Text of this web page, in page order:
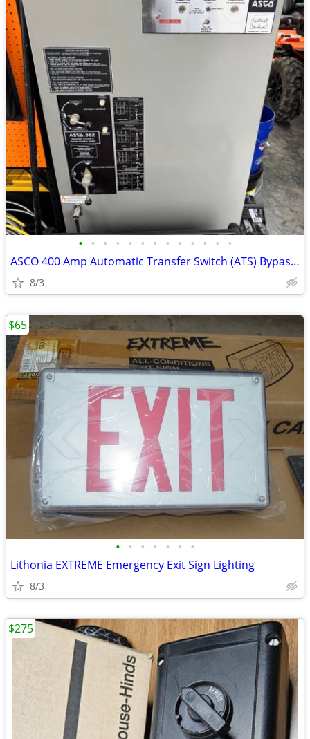
• • • • • • • • • • • • •
ASCO 400 Amp Automatic Transfer Switch (ATS) Bypass-Isolation, 480V
8/3
• • • • • • •
Lithonia EXTREME Emergency Exit Sign Lighting
8/3
$65
$275